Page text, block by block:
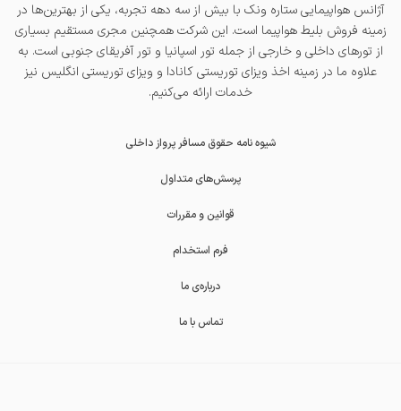
آژانس هواپیمایی ستاره ونک با بیش از سه دهه تجربه، یکی از بهترین‌ها در
زمینه فروش بلیط هواپیما است. این شرکت همچنین مجری مستقیم بسیاری
از تورهای داخلی و خارجی از جمله تور اسپانیا و تور آفریقای جنوبی است. به
علاوه ما در زمینه اخذ ویزای توریستی کانادا و ویزای توریستی انگلیس نیز
خدمات ارائه می‌کنیم.
شیوه نامه حقوق مسافر پرواز داخلی
پرسش‌های متداول
قوانین و مقررات
فرم استخدام
درباره‌ی ما
تماس با ما